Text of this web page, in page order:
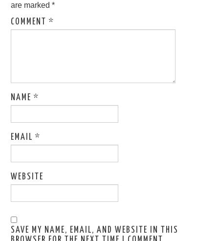
are marked*
COMMENT*
NAME*
EMAIL*
WEBSITE
SAVE MY NAME, EMAIL, AND WEBSITE IN THIS